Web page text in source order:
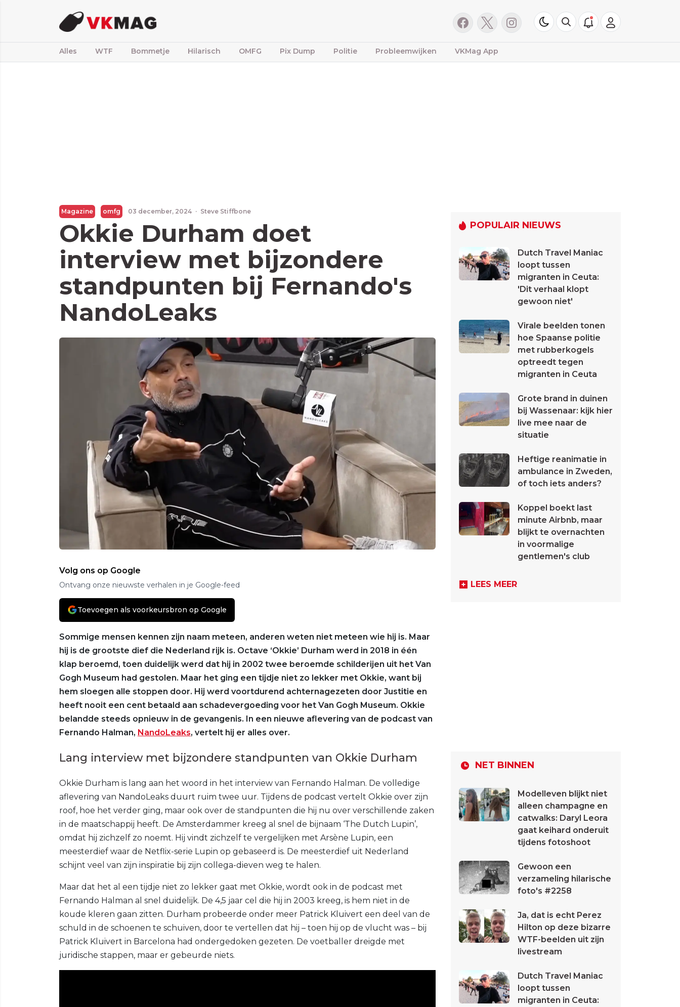
Alles WTF Bommetje Hilarisch OMFG Pix Dump Politie Probleemwijken VKMag App
Magazine omfg 03 december, 2024 · Steve Stiffbone
Okkie Durham doet
interview met bijzondere
standpunten bij Fernando's
NandoLeaks
Volg ons op Google
Ontvang onze nieuwste verhalen in je Google-feed
Toevoegen als voorkeursbron op Google
Sommige mensen kennen zijn naam meteen, anderen weten niet meteen wie hij is. Maar
hij is de grootste dief die Nederland rijk is. Octave ‘Okkie’ Durham werd in 2018 in één
klap beroemd, toen duidelijk werd dat hij in 2002 twee beroemde schilderijen uit het Van
Gogh Museum had gestolen. Maar het ging een tijdje niet zo lekker met Okkie, want bij
hem sloegen alle stoppen door. Hij werd voortdurend achternagezeten door Justitie en
heeft nooit een cent betaald aan schadevergoeding voor het Van Gogh Museum. Okkie
belandde steeds opnieuw in de gevangenis. In een nieuwe aflevering van de podcast van
Fernando Halman, NandoLeaks, vertelt hij er alles over.
Lang interview met bijzondere standpunten van Okkie Durham
Okkie Durham is lang aan het woord in het interview van Fernando Halman. De volledige
aflevering van NandoLeaks duurt ruim twee uur. Tijdens de podcast vertelt Okkie over zijn
roof, hoe het verder ging, maar ook over de standpunten die hij nu over verschillende zaken
in de maatschappij heeft. De Amsterdammer kreeg al snel de bijnaam ‘The Dutch Lupin’,
omdat hij zichzelf zo noemt. Hij vindt zichzelf te vergelijken met Arsène Lupin, een
meesterdief waar de Netflix-serie Lupin op gebaseerd is. De meesterdief uit Nederland
schijnt veel van zijn inspiratie bij zijn collega-dieven weg te halen.
Maar dat het al een tijdje niet zo lekker gaat met Okkie, wordt ook in de podcast met
Fernando Halman al snel duidelijk. De 4,5 jaar cel die hij in 2003 kreeg, is hem niet in de
koude kleren gaan zitten. Durham probeerde onder meer Patrick Kluivert een deel van de
schuld in de schoenen te schuiven, door te vertellen dat hij – toen hij op de vlucht was – bij
Patrick Kluivert in Barcelona had ondergedoken gezeten. De voetballer dreigde met
juridische stappen, maar er gebeurde niets.
POPULAIR NIEUWS
Dutch Travel Maniac
loopt tussen
migranten in Ceuta:
'Dit verhaal klopt
gewoon niet'
Virale beelden tonen
hoe Spaanse politie
met rubberkogels
optreedt tegen
migranten in Ceuta
Grote brand in duinen
bij Wassenaar: kijk hier
live mee naar de
situatie
Heftige reanimatie in
ambulance in Zweden,
of toch iets anders?
Koppel boekt last
minute Airbnb, maar
blijkt te overnachten
in voormalige
gentlemen's club
LEES MEER
NET BINNEN
Modelleven blijkt niet
alleen champagne en
catwalks: Daryl Leora
gaat keihard onderuit
tijdens fotoshoot
Gewoon een
verzameling hilarische
foto's #2258
Ja, dat is echt Perez
Hilton op deze bizarre
WTF-beelden uit zijn
livestream
Dutch Travel Maniac
loopt tussen
migranten in Ceuta: